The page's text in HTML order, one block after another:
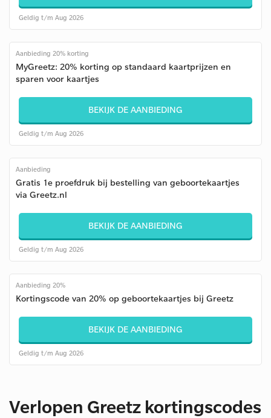
Geldig t/m Aug 2026
Aanbieding 20% korting
MyGreetz: 20% korting op standaard kaartprijzen en
sparen voor kaartjes
BEKIJK DE AANBIEDING
Geldig t/m Aug 2026
Aanbieding
Gratis 1e proefdruk bij bestelling van geboortekaartjes
via Greetz.nl
BEKIJK DE AANBIEDING
Geldig t/m Aug 2026
Aanbieding 20%
Kortingscode van 20% op geboortekaartjes bij Greetz
BEKIJK DE AANBIEDING
Geldig t/m Aug 2026
Verlopen Greetz kortingscodes